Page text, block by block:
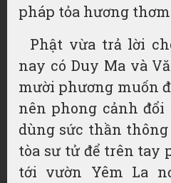
pháp tỏa hương
Phật vừa trả lời
nay có Duy Ma và
mười phương muốn
nên phong cảnh đổi
dùng sức thần
tòa sư tử để trên tay
tới vườn Yêm La